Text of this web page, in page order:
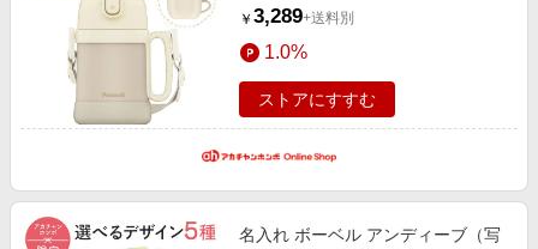
ー雑貨 お弁当用品・水筒・食器
￥ 3,289+送料別
1.0%
ストアにすすむ
名入れ ボーベル アンディーブ（写